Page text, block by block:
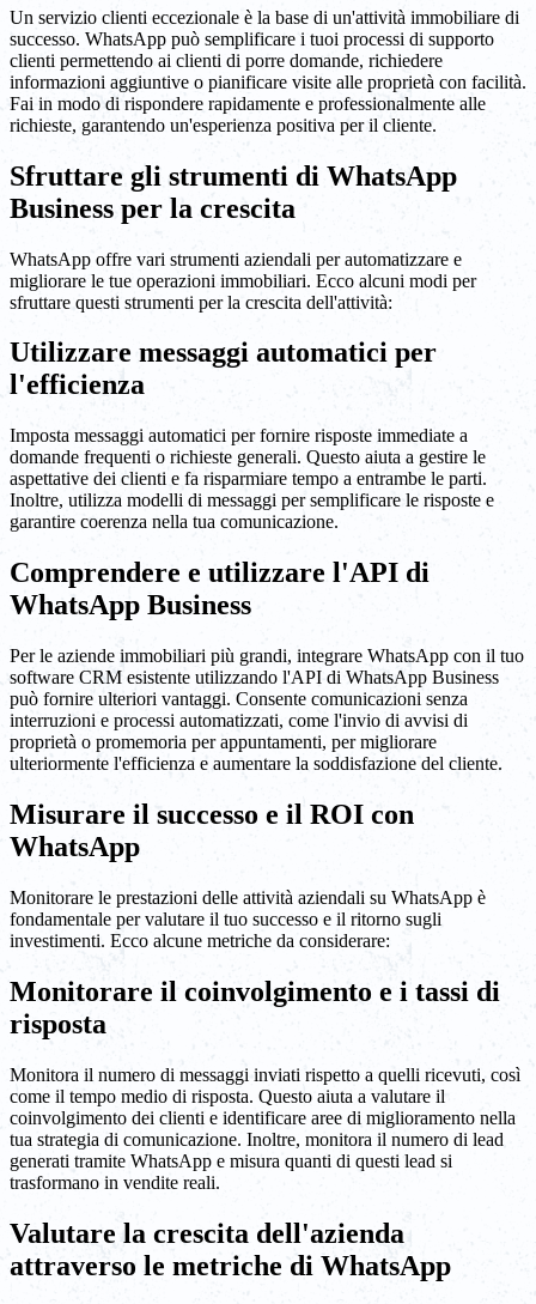
Un servizio clienti eccezionale è la base di un'attività immobiliare di
successo. WhatsApp può semplificare i tuoi processi di supporto
clienti permettendo ai clienti di porre domande, richiedere
informazioni aggiuntive o pianificare visite alle proprietà con facilità.
Fai in modo di rispondere rapidamente e professionalmente alle
richieste, garantendo un'esperienza positiva per il cliente.
Sfruttare gli strumenti di WhatsApp
Business per la crescita
WhatsApp offre vari strumenti aziendali per automatizzare e
migliorare le tue operazioni immobiliari. Ecco alcuni modi per
sfruttare questi strumenti per la crescita dell'attività:
Utilizzare messaggi automatici per
l'efficienza
Imposta messaggi automatici per fornire risposte immediate a
domande frequenti o richieste generali. Questo aiuta a gestire le
aspettative dei clienti e fa risparmiare tempo a entrambe le parti.
Inoltre, utilizza modelli di messaggi per semplificare le risposte e
garantire coerenza nella tua comunicazione.
Comprendere e utilizzare l'API di
WhatsApp Business
Per le aziende immobiliari più grandi, integrare WhatsApp con il tuo
software CRM esistente utilizzando l'API di WhatsApp Business
può fornire ulteriori vantaggi. Consente comunicazioni senza
interruzioni e processi automatizzati, come l'invio di avvisi di
proprietà o promemoria per appuntamenti, per migliorare
ulteriormente l'efficienza e aumentare la soddisfazione del cliente.
Misurare il successo e il ROI con
WhatsApp
Monitorare le prestazioni delle attività aziendali su WhatsApp è
fondamentale per valutare il tuo successo e il ritorno sugli
investimenti. Ecco alcune metriche da considerare:
Monitorare il coinvolgimento e i tassi di
risposta
Monitora il numero di messaggi inviati rispetto a quelli ricevuti, così
come il tempo medio di risposta. Questo aiuta a valutare il
coinvolgimento dei clienti e identificare aree di miglioramento nella
tua strategia di comunicazione. Inoltre, monitora il numero di lead
generati tramite WhatsApp e misura quanti di questi lead si
trasformano in vendite reali.
Valutare la crescita dell'azienda
attraverso le metriche di WhatsApp